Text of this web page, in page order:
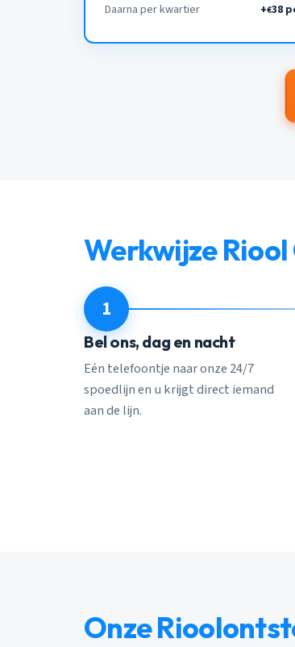
Daarna per kwartier +€38
Werkwijze
1
Bel ons, dag en nacht
Eén telefoontje naar onze 24/7
spoedlijn en u krijgt direct iemand
aan de lijn.
Onze